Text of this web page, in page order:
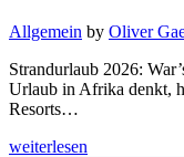
Allgemein by Oliver
Strandurlaub 2026:
Urlaub in Afrika denkt,
Resorts…
weiterlesen